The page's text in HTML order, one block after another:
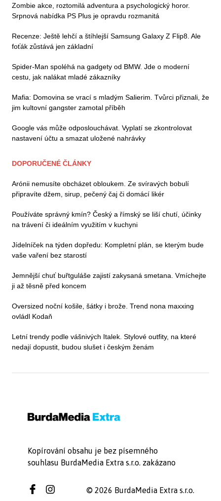
Zombie akce, roztomilá adventura a psychologický horor.
Srpnová nabídka PS Plus je opravdu rozmanitá
Recenze: Ještě lehčí a štíhlejší Samsung Galaxy Z Flip8. Ale
foťák zůstává jen základní
Spider-Man spoléhá na gadgety od BMW. Jde o moderní
cestu, jak nalákat mladé zákazníky
Mafia: Domovina se vrací s mladým Salierim. Tvůrci přiznali, že
jim kultovní gangster zamotal příběh
Google vás může odposlouchávat. Vyplatí se zkontrolovat
nastavení účtu a smazat uložené nahrávky
DOPORUČENÉ ČLÁNKY
Arónii nemusíte obcházet obloukem. Ze svíravých bobulí
připravíte džem, sirup, pečený čaj či domácí likér
Používáte správný kmín? Český a římský se liší chutí, účinky
na trávení či ideálním využitím v kuchyni
Jídelníček na týden dopředu: Kompletní plán, se kterým bude
vaše vaření bez starostí
Jemnější chuť buřtguláše zajistí zakysaná smetana. Vmíchejte
ji až těsně před koncem
Oversized noční košile, šátky i brože. Trend nona maxxing
ovládl Kodaň
Letní trendy podle vášnivých Italek. Stylové outfity, na které
nedají dopustit, budou slušet i českým ženám
Kopírování obsahu je bez písemného
souhlasu BurdaMedia Extra s.r.o. zakázano
© 2026 BurdaMedia Extra s.r.o.